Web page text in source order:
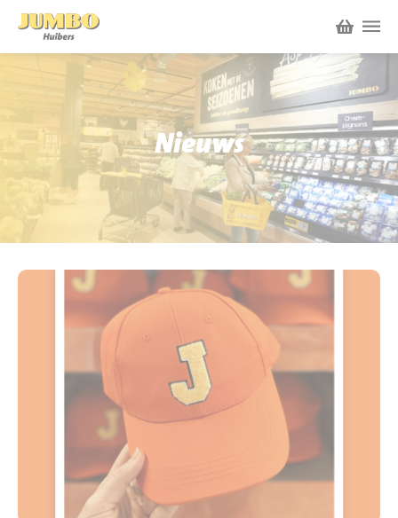
Winkels
P.W.A. Park
Bruïneplein
Nieuws
Acties
Werken bij Jumbo Huibers
Vacatures en Solliciteren
Werken en leren
Jumbo.com
BBQ gigant webshop
Jumbo Huibers Specials
Nieuws